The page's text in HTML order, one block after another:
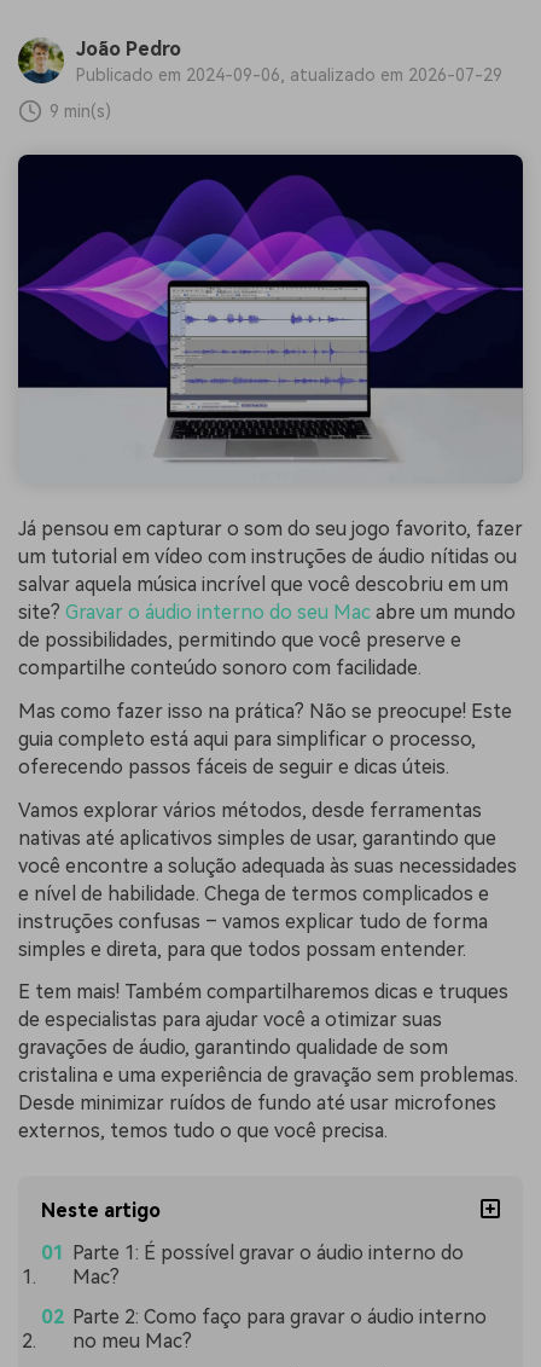
João Pedro
Publicado em 2024-09-06, atualizado em 2026-07-29
9 min(s)
Já pensou em capturar o som do seu jogo favorito, fazer
um tutorial em vídeo com instruções de áudio nítidas ou
salvar aquela música incrível que você descobriu em um
site? Gravar o áudio interno do seu Mac abre um mundo
de possibilidades, permitindo que você preserve e
compartilhe conteúdo sonoro com facilidade.
Mas como fazer isso na prática? Não se preocupe! Este
guia completo está aqui para simplificar o processo,
oferecendo passos fáceis de seguir e dicas úteis.
Vamos explorar vários métodos, desde ferramentas
nativas até aplicativos simples de usar, garantindo que
você encontre a solução adequada às suas necessidades
e nível de habilidade. Chega de termos complicados e
instruções confusas – vamos explicar tudo de forma
simples e direta, para que todos possam entender.
E tem mais! Também compartilharemos dicas e truques
de especialistas para ajudar você a otimizar suas
gravações de áudio, garantindo qualidade de som
cristalina e uma experiência de gravação sem problemas.
Desde minimizar ruídos de fundo até usar microfones
externos, temos tudo o que você precisa.
Neste artigo
Parte 1: É possível gravar o áudio interno do
Mac?
Parte 2: Como faço para gravar o áudio interno
no meu Mac?